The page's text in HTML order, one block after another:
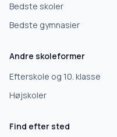
Bedste skoler
Bedste gymnasier
Andre skoleformer
Efterskole og 10. klasse
Højskoler
Find efter sted